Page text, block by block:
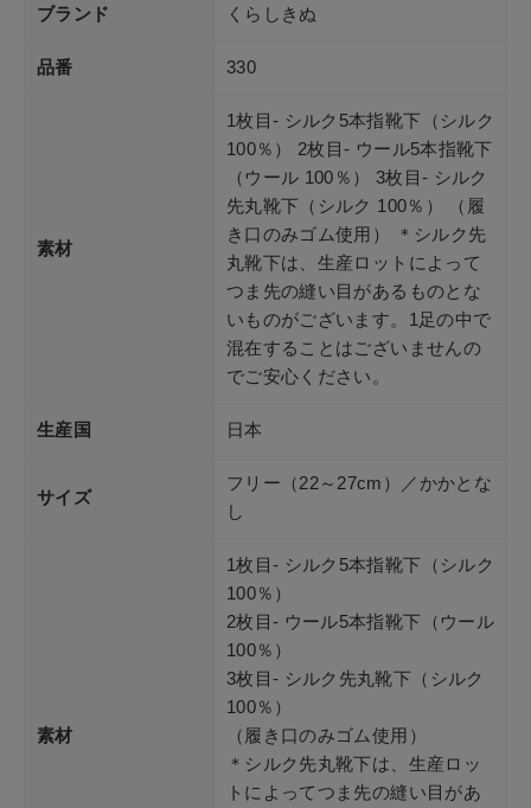
ブランド くらしきぬ
品番 330
素材
1枚目- シルク5本指靴下（シルク
100％） 2枚目- ウール5本指靴下
（ウール 100％） 3枚目- シルク
先丸靴下（シルク 100％） （履
き口のみゴム使用） ＊シルク先
丸靴下は、生産ロットによって
つま先の縫い目があるものとな
いものがございます。1足の中で
混在することはございませんの
でご安心ください。
生産国 日本
サイズ
フリー（22～27cm）／かかとな
し
素材
1枚目- シルク5本指靴下（シルク
100％）
2枚目- ウール5本指靴下（ウール
100％）
3枚目- シルク先丸靴下（シルク
100％）
（履き口のみゴム使用）
＊シルク先丸靴下は、生産ロッ
トによってつま先の縫い目があ